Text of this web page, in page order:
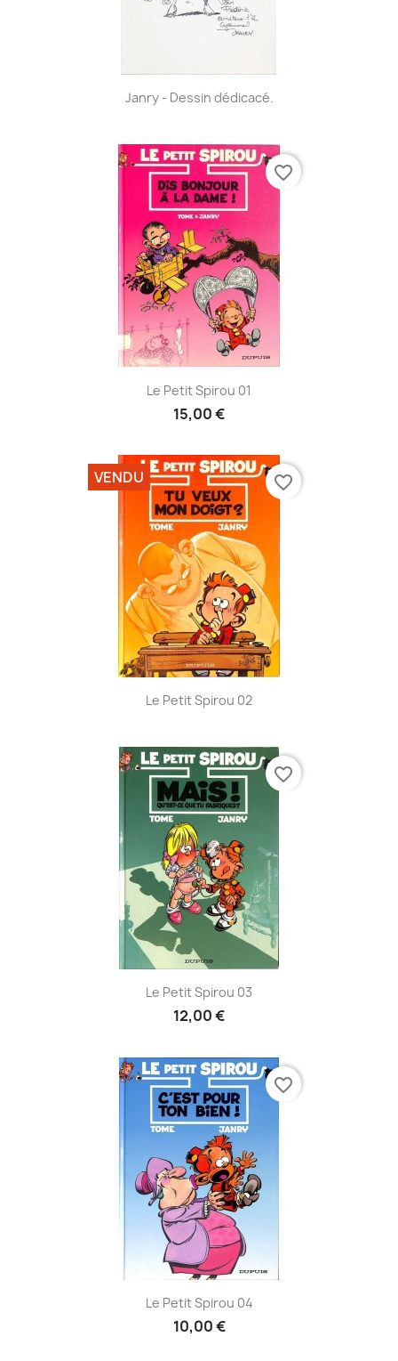
Janry - Dessin dédicacé.
Le Petit Spirou 01
15,00 €
favorite_border
Le Petit Spirou 02
VENDU favorite_border
Le Petit Spirou 03
12,00 €
favorite_border
Le Petit Spirou 04
10,00 €
favorite_border